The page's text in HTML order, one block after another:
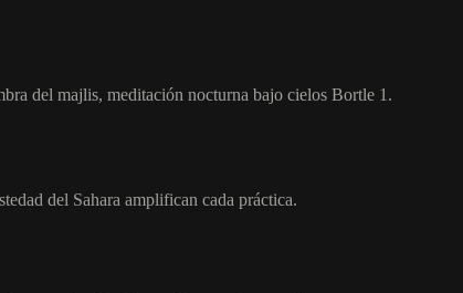
del majlis, meditación nocturna bajo cielos Bortle 1.
del Sahara amplifican cada práctica.